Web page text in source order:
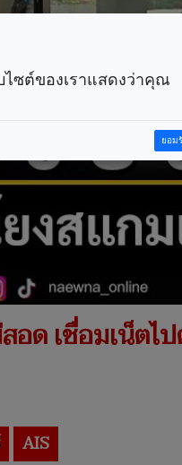
ด เชื่อมเน็ตไ
AIS
ไซต์ของเราแสดงว่าคุณ
ยอม